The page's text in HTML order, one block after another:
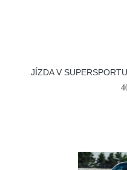
JÍZDA V